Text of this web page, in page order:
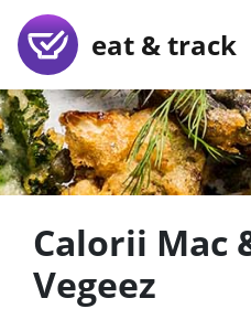
eat & track
Calorii Mac
Vegeez